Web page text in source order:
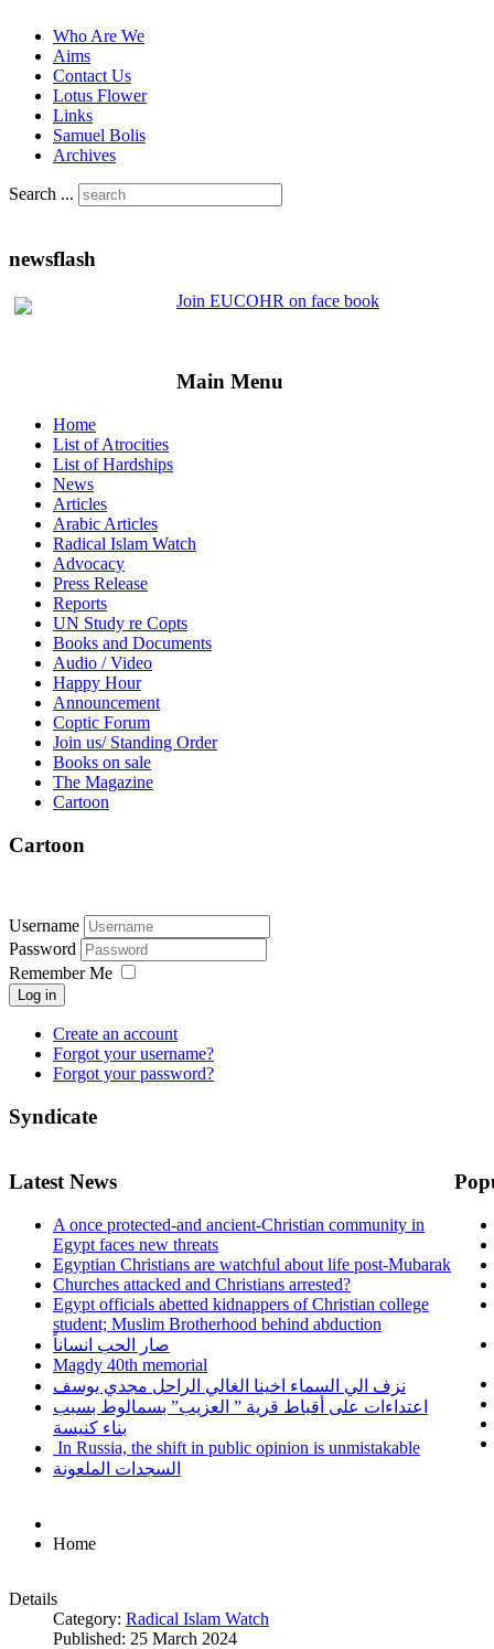
Who Are We
Aims
Contact Us
Lotus Flower
Links
Samuel Bolis
Archives
Search ...
newsflash
Join EUCOHR on face book
Main Menu
Home
List of Atrocities
List of Hardships
News
Articles
Arabic Articles
Radical Islam Watch
Advocacy
Press Release
Reports
UN Study re Copts
Books and Documents
Audio / Video
Happy Hour
Announcement
Coptic Forum
Join us/ Standing Order
Books on sale
The Magazine
Cartoon
Cartoon
Username
Password
Remember Me
Log in
Create an account
Forgot your username?
Forgot your password?
Syndicate
Latest News
A once protected-and ancient-Christian community in
Egypt faces new threats
Egyptian Christians are watchful about life post-Mubarak
Churches attacked and Christians arrested?
Egypt officials abetted kidnappers of Christian college
student; Muslim Brotherhood behind abduction
صار الحب انساناً
Magdy 40th memorial
نزف الي السماء اخينا الغالي الراحل مجدي يوسف
اعتداءات على أقباط قرية ” العزيب” بسمالوط بسبب
بناء كنيسة
In Russia, the shift in public opinion is unmistakable
السجدات الملعونة
Home
Details
Category: Radical Islam Watch
Published: 25 March 2024